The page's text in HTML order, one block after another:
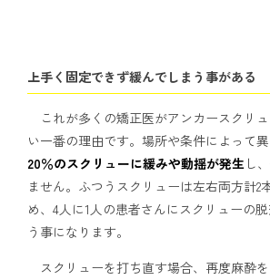
上手く固定できず緩んでしまう事がある
これが多くの矯正医がアンカースクリ
い一番の理由です。場所や条件によって異
20％のスクリューに緩みや動揺が発生 し
ません。ふつうスクリューは左右両方計2
め、4人に1人の患者さんにスクリューの
う事になります。
スクリューを打ち直す場合、再度麻酔